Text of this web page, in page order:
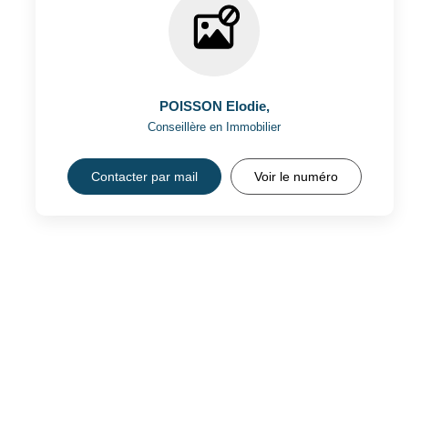
POISSON Elodie,
Conseillère en Immobilier
Contacter par mail Voir le numéro